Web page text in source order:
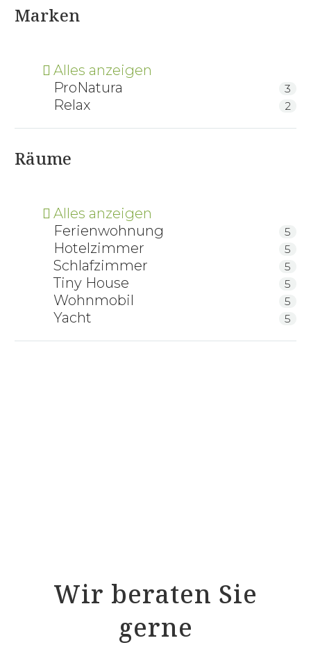
Marken
Alles anzeigen
ProNatura
3
Relax 2
Räume
Alles anzeigen
Ferienwohnung
5
Hotelzimmer 5
Schlafzimmer 5
Tiny House 5
Wohnmobil 5
Yacht 5
Wir beraten Sie
gerne